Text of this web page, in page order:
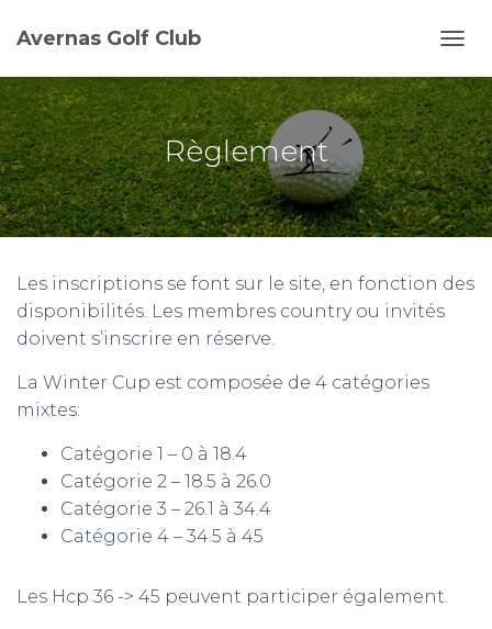
Avernas Golf Club
É
P
L
I
E
R
L
A
V
Règlement
Les inscriptions se font sur le site, en fonction des
disponibilités. Les membres country ou invités
doivent s’inscrire en réserve.
La Winter Cup est composée de 4 catégories
mixtes:
Catégorie 1 – 0 à 18.4
Catégorie 2 – 18.5 à 26.0
Catégorie 3 – 26.1 à 34.4
Catégorie 4 – 34.5 à 45
Les Hcp 36 -> 45 peuvent participer également.